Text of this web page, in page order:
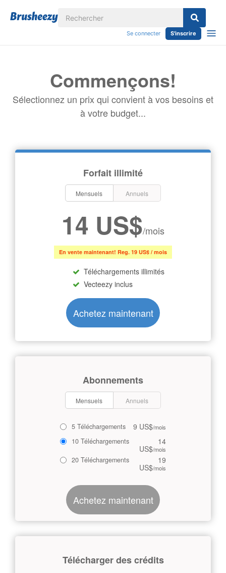
Se connecter S'inscrire
Commençons!
Sélectionnez un prix qui convient à vos besoins et
à votre budget...
Forfait illimité
Mensuels Annuels
14 US$/mois
En vente maintenant! Reg. 19 US$ / mois
Téléchargements illimités
Vecteezy inclus
Achetez maintenant
Abonnements
Mensuels Annuels
5 Téléchargements 9 US$/mois
10 Téléchargements 14
US$/mois
20 Téléchargements 19
US$/mois
Achetez maintenant
Télécharger des crédits